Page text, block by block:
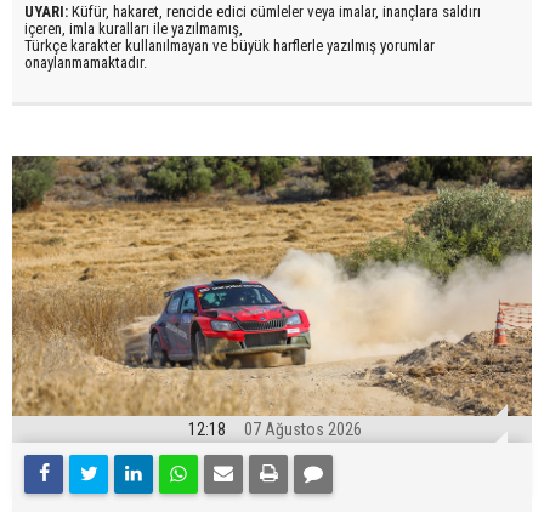
UYARI: Küfür, hakaret, rencide edici cümleler veya imalar, inançlara saldırı
içeren, imla kuralları ile yazılmamış,
Türkçe karakter kullanılmayan ve büyük harflerle yazılmış yorumlar
onaylanmamaktadır.
12:18 07 Ağustos 2026